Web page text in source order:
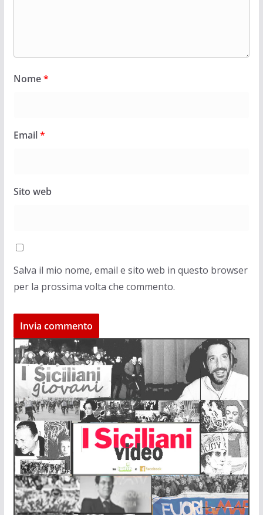
Nome*
Email*
Sito web
Salva il mio nome, email e sito web in questo browser
per la prossima volta che commento.